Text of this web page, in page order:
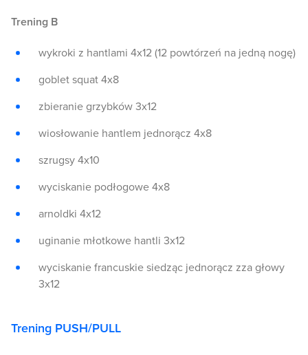
Trening B
wykroki z hantlami 4x12 (12 powtórzeń na jedną nogę)
goblet squat 4x8
zbieranie grzybków 3x12
wiosłowanie hantlem jednorącz 4x8
szrugsy 4x10
wyciskanie podłogowe 4x8
arnoldki 4x12
uginanie młotkowe hantli 3x12
wyciskanie francuskie siedząc jednorącz zza głowy
3x12
Trening PUSH/PULL